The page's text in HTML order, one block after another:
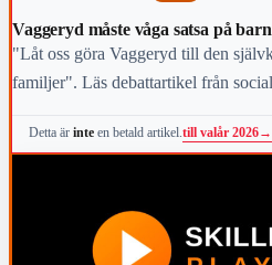
Vaggeryd måste våga satsa på
"Låt oss göra Vaggeryd till den
familjer". Läs debattartikel från
Detta ärinte en betald artikel.till valår 2026→